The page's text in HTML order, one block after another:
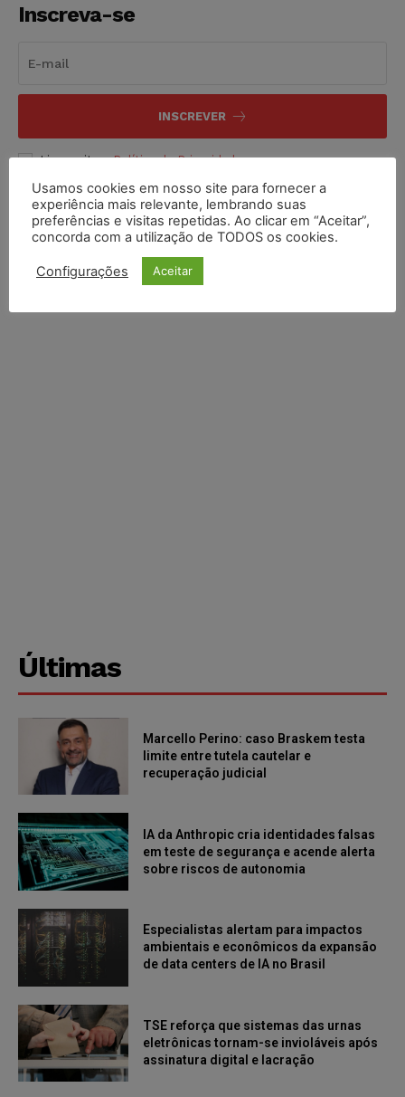
Inscreva-se
INSCREVER
Li e aceito aPolítica de Privacidade.
Últimas
Marcello Perino: caso Braskem testa
limite entre tutela cautelar e
recuperação judicial
IA da Anthropic cria identidades falsas
em teste de segurança e acende alerta
sobre riscos de autonomia
Especialistas alertam para impactos
ambientais e econômicos da expansão
de data centers de IA no Brasil
TSE reforça que sistemas das urnas
eletrônicas tornam-se invioláveis após
assinatura digital e lacração
Usamos cookies em nosso site para fornecer a
experiência mais relevante, lembrando suas
preferências e visitas repetidas. Ao clicar em “Aceitar”,
concorda com a utilização de TODOS os cookies.
Configurações Aceitar